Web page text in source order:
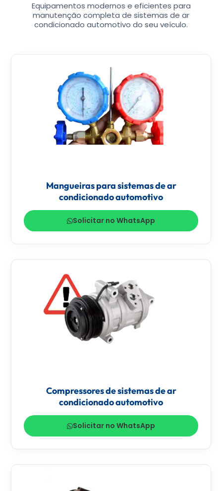
Equipamentos modernos e eficientes para
manutenção completa de sistemas de ar
condicionado automotivo do seu veículo.
Mangueiras para sistemas de ar
condicionado automotivo
Solicitar no WhatsApp
Compressores de sistemas de ar
condicionado automotivo
Solicitar no WhatsApp